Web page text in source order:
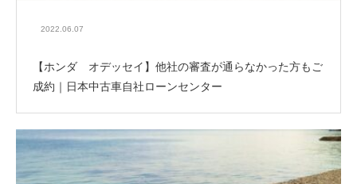
2022.06.07
【ホンダ オデッセイ】他社の審査が通らなかった方もご
成約｜日本中古車自社ローンセンター